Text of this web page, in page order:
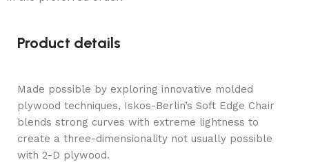
Product details
Made possible by exploring innovative molded
plywood techniques, Iskos-Berlin’s Soft Edge Chair
blends strong curves with extreme lightness to
create a three-dimensionality not usually possible
with 2-D plywood.